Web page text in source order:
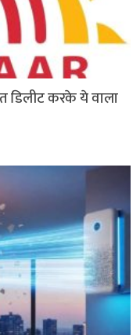
डिलीट करके ये वाला